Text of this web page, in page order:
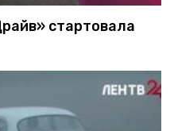
стартовала